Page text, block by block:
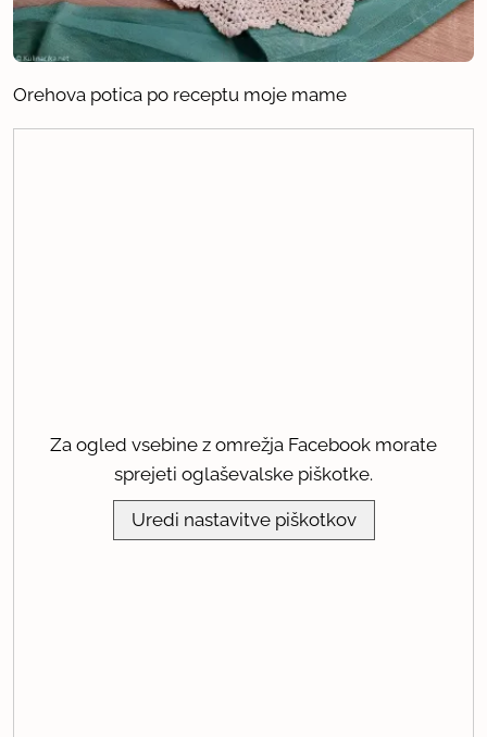
Orehova potica po receptu moje mame
Za ogled vsebine z omrežja Facebook morate
sprejeti oglaševalske piškotke.
Uredi nastavitve piškotkov